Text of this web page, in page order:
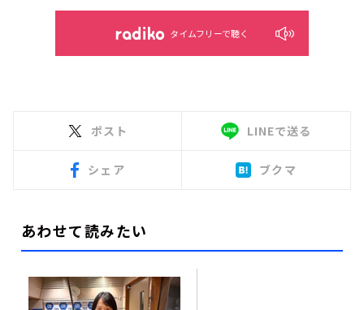
タイムフリーで聴く
ポスト LINEで送る
シェア ブクマ
あわせて読みたい